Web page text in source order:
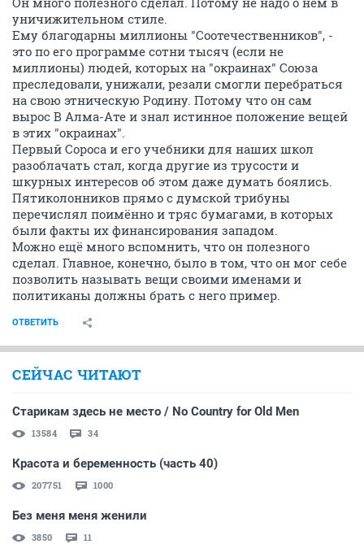
уничижительном стиле.
Ему благодарны миллионы "Соотечественников", -
это по его программе сотни тысяч (если не
миллионы) людей, которых на "окраинах" Союза
преследовали, унижали, резали смогли перебраться
на свою этническую Родину. Потому что он сам
вырос В Алма-Ате и знал истинное положение вещей
в этих "окраинах".
Первый Сороса и его учебники для наших школ
разоблачать стал, когда другие из трусости и
шкурных интересов об этом даже думать боялись.
Пятиколонников прямо с думской трибуны
перечислял поимённо и тряс бумагами, в которых
были факты их финансирования западом.
Можно ещё много вспомнить, что он полезного
сделал. Главное, конечно, было в том, что он мог себе
позволить называть вещи своими именами и
политиканы должны брать с него пример.
ОТВЕТИТЬ
СЕЙЧАС ЧИТАЮТ
Старикам здесь не место / No Country for Old Men
13584 34
Красота и беременность (часть 40)
207751 1000
Без меня меня женили
3850 11